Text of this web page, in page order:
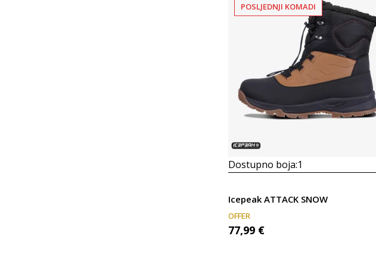
Uporedi
POSLJEDNJI KOMADI
Dostupno boja:1
Icepeak ATTACK SNOW
OFFER
77,99 €